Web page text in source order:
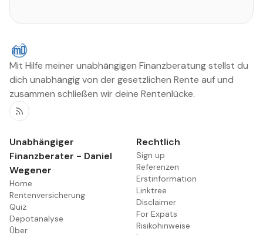
Mit Hilfe meiner unabhängigen Finanzberatung stellst du
dich unabhängig von der gesetzlichen Rente auf und
zusammen schließen wir deine Rentenlücke.
RSS
Unabhängiger
Finanzberater - Daniel
Wegener
Home
Rentenversicherung
Quiz
Depotanalyse
Über
Rechtlich
Sign up
Referenzen
Erstinformation
Linktree
Disclaimer
For Expats
Risikohinweise